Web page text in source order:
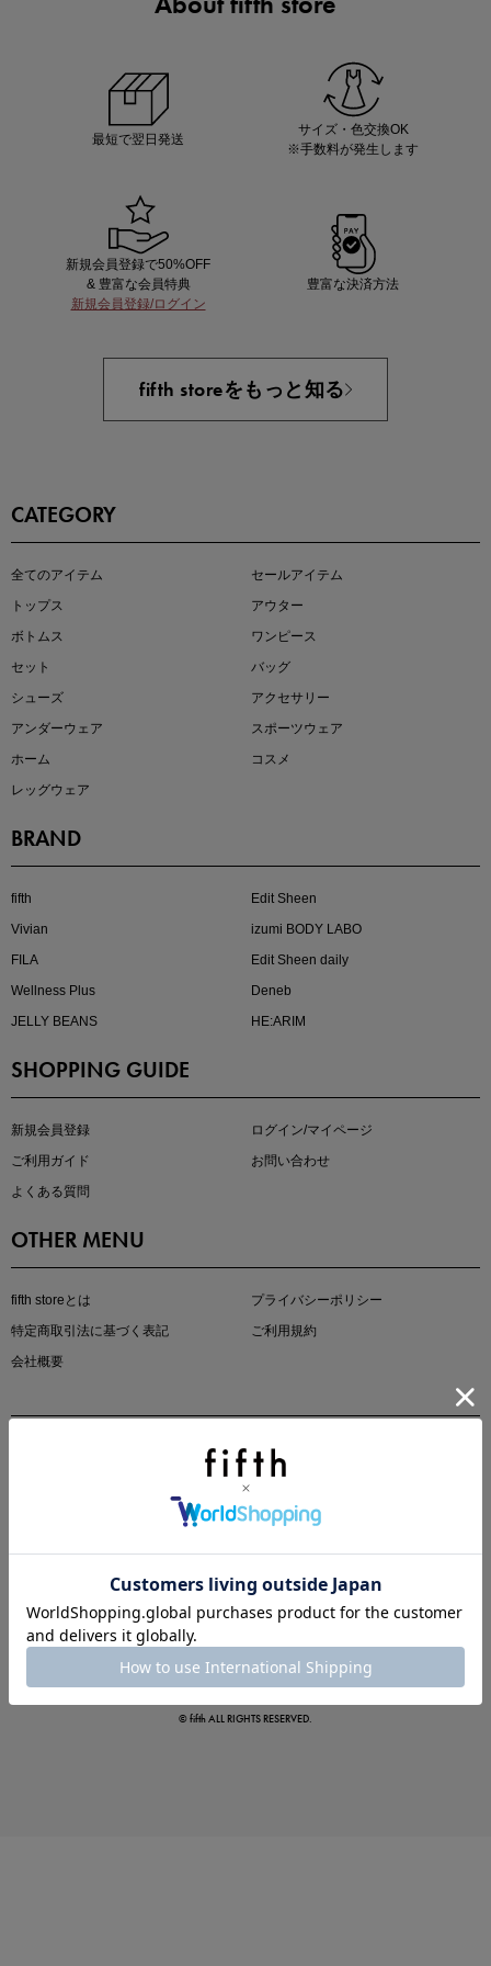
買えば買うほどお得! 最大半額クーポン
近日販売のアイテムを先見せ
真夏のオフィスカジュアル
夏の即戦力ワンピ
最短で翌日発送
サイズ・色交換OK
※手数料が発生します
新規会員登録で50%OFF
& 豊富な会員特典
新規会員登録/ログイン
豊富な決済方法
fifth storeをもっと知る
CATEGORY
全てのアイテム
セールアイテム
トップス
アウター
ボトムス
ワンピース
セット
バッグ
シューズ
アクセサリー
アンダーウェア
スポーツウェア
ホーム
コスメ
レッグウェア
BRAND
fifth
Edit Sheen
Vivian
izumi BODY LABO
FILA
Edit Sheen daily
Wellness Plus
Deneb
JELLY BEANS
HE:ARIM
SHOPPING GUIDE
新規会員登録
ログイン/マイページ
ご利用ガイド
お問い合わせ
よくある質問
OTHER MENU
fifth storeとは
プライバシーポリシー
特定商取引法に基づく表記
ご利用規約
会社概要
© fifth ALL RIGHTS RESERVED.